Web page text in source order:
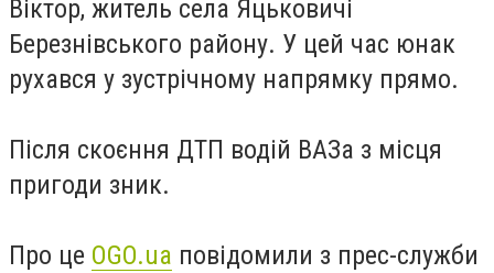
Віктор, житель села Яцьковичі
Березнівського району. У цей час юнак
рухався у зустрічному напрямку прямо.
Після скоєння ДТП водій ВАЗа з місця
пригоди зник.
Про це OGO.ua повідомили з прес-служби